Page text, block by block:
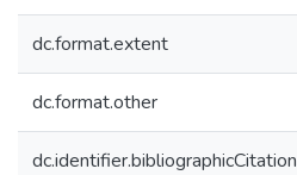
dc.format.extent
dc.format.other
dc.identifier.bibliographicCitation